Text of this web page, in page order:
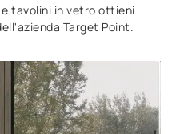
tavolini in vetro ottieni
Target Point.